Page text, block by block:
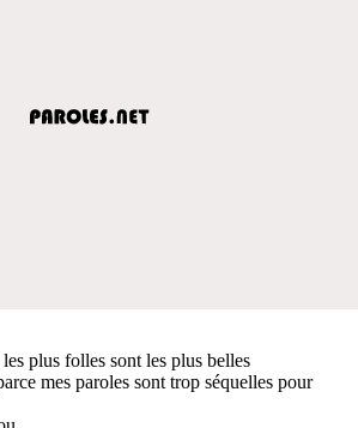
plus folles sont les plus belles
mes paroles sont trop séquelles pour